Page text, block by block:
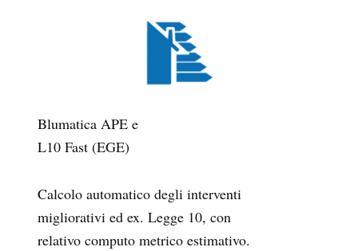
Blumatica APE e
L10 Fast (EGE)
Calcolo automatico degli interventi
migliorativi ed ex. Legge 10, con
relativo computo metrico estimativo.